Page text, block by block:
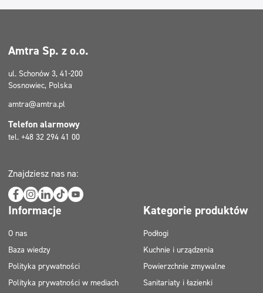
Amtra Sp. z o.o.
ul. Schonów 3, 41-200
Sosnowiec, Polska
amtra@amtra.pl
Telefon alarmowy
tel. +48 32 294 41 00
Znajdziesz nas na:
Informacje
O nas
Baza wiedzy
Polityka prywatności
Polityka prywatności w mediach
Kategorie produktów
Podłogi
Kuchnie i urządzenia
Powierzchnie zmywalne
Sanitariaty i łazienki